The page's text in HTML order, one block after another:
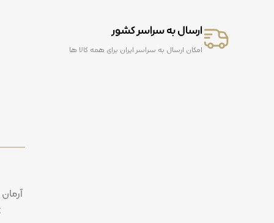
ارسال به سراسر کشور
امکان ارسال به سراسر ایران برای همه کالا ها